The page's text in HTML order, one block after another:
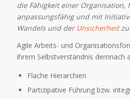
die Fähigkeit einer Organisation,
anpassungsfähig und mit
Wandels und der Unsicherheitzu
Agile Arbeits- und
ihrem Selbstverständnis demnach
Flache Hierarchien
Partizipative Führung bzw.